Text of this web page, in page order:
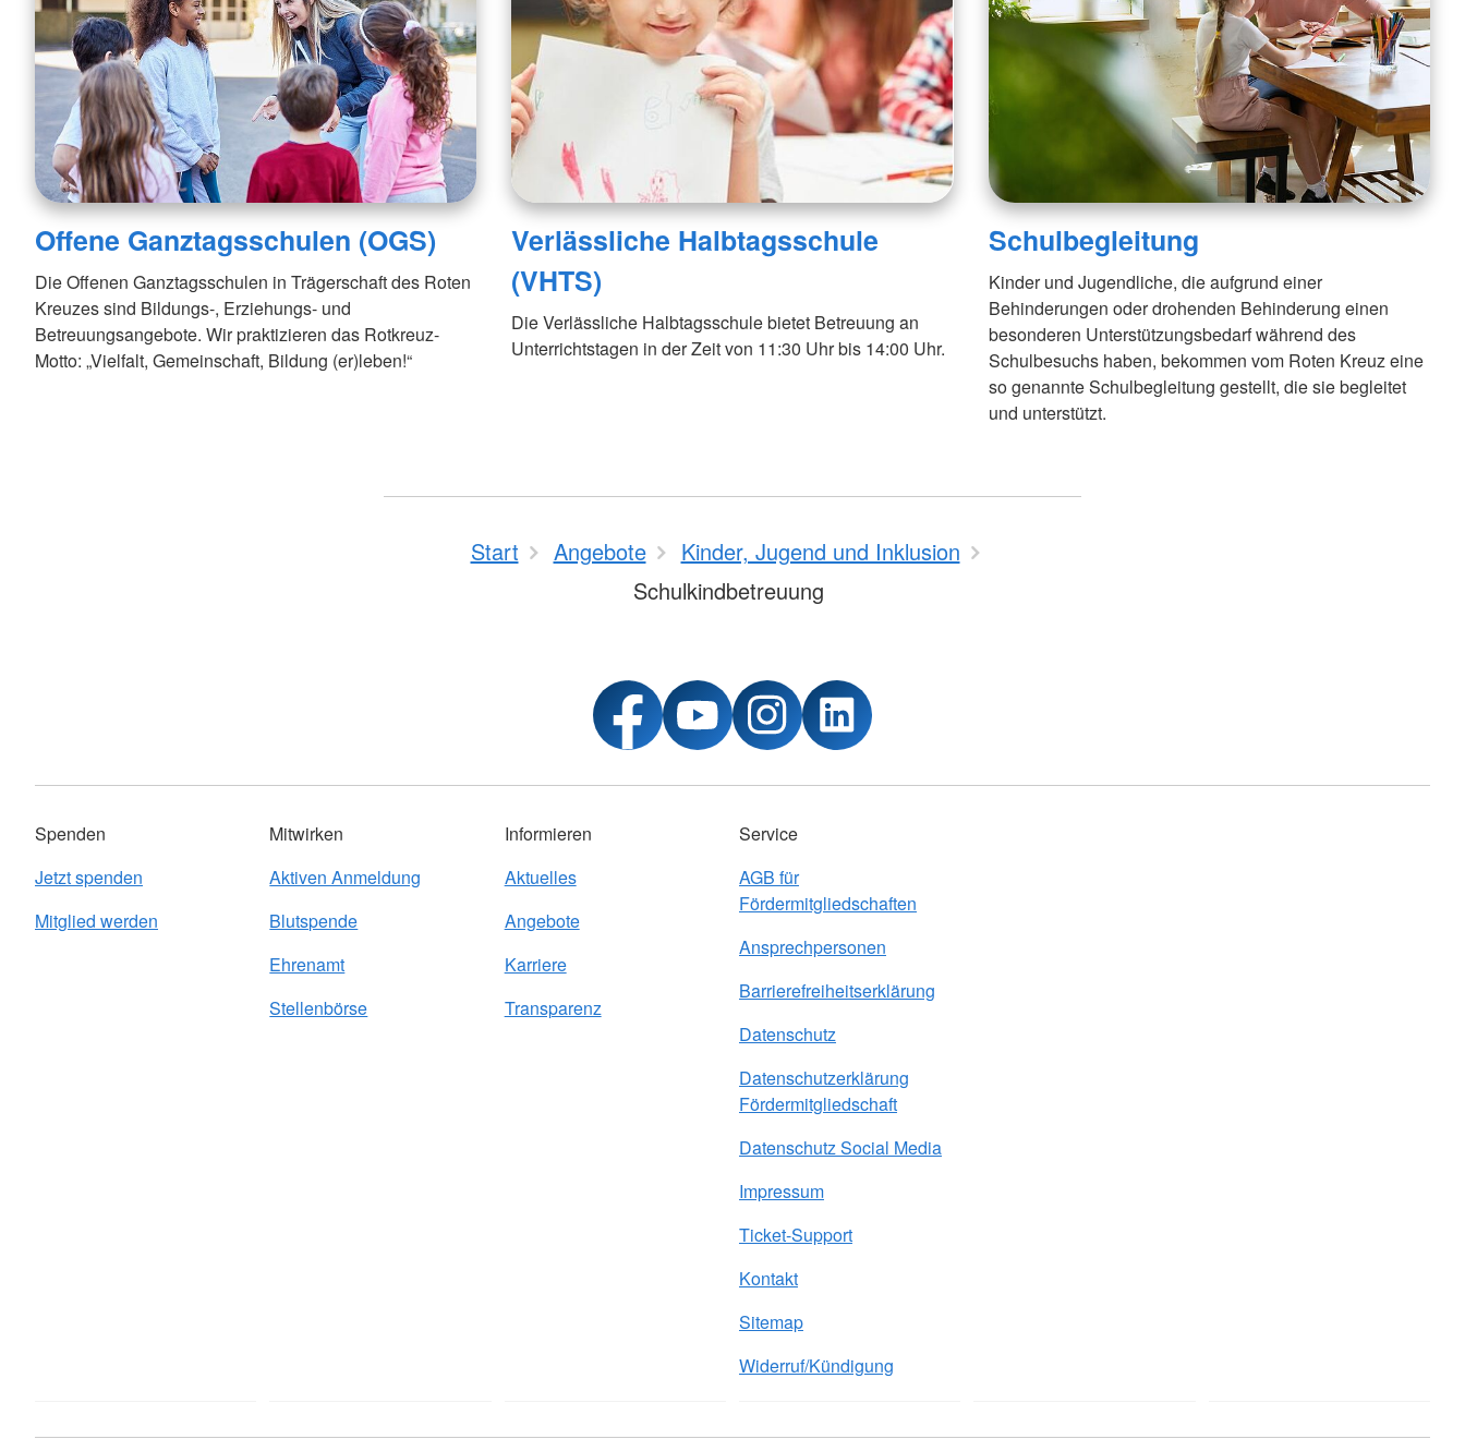
Offene Ganztagsschulen (OGS)
Die Offenen Ganztagsschulen in Trägerschaft des Roten
Kreuzes sind Bildungs-, Erziehungs- und
Betreuungsangebote. Wir praktizieren das Rotkreuz-
Motto: „Vielfalt, Gemeinschaft, Bildung (er)leben!“
Verlässliche Halbtagsschule
(VHTS)
Die Verlässliche Halbtagsschule bietet Betreuung an
Unterrichtstagen in der Zeit von 11:30 Uhr bis 14:00 Uhr.
Schulbegleitung
Kinder und Jugendliche, die aufgrund einer
Behinderungen oder drohenden Behinderung einen
besonderen Unterstützungsbedarf während des
Schulbesuchs haben, bekommen vom Roten Kreuz eine
so genannte Schulbegleitung gestellt, die sie begleitet
und unterstützt.
Start Angebote
Kinder, Jugend und Inklusion
Schulkindbetreuung
Spenden
Jetzt spenden
Mitglied werden
Mitwirken
Aktiven Anmeldung
Blutspende
Ehrenamt
Stellenbörse
Informieren
Aktuelles
Angebote
Karriere
Transparenz
Service
AGB für
Fördermitgliedschaften
Ansprechpersonen
Barrierefreiheitserklärung
Datenschutz
Datenschutzerklärung
Fördermitgliedschaft
Datenschutz Social Media
Impressum
Ticket-Support
Kontakt
Sitemap
Widerruf/Kündigung